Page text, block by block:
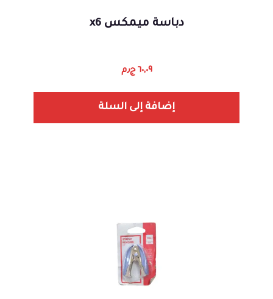
دباسة ميمكس x6
٦٠,٠٩ ج٫م
إضافة إلى السلة